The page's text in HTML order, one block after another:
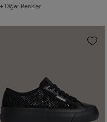
+ Diğer Renkler